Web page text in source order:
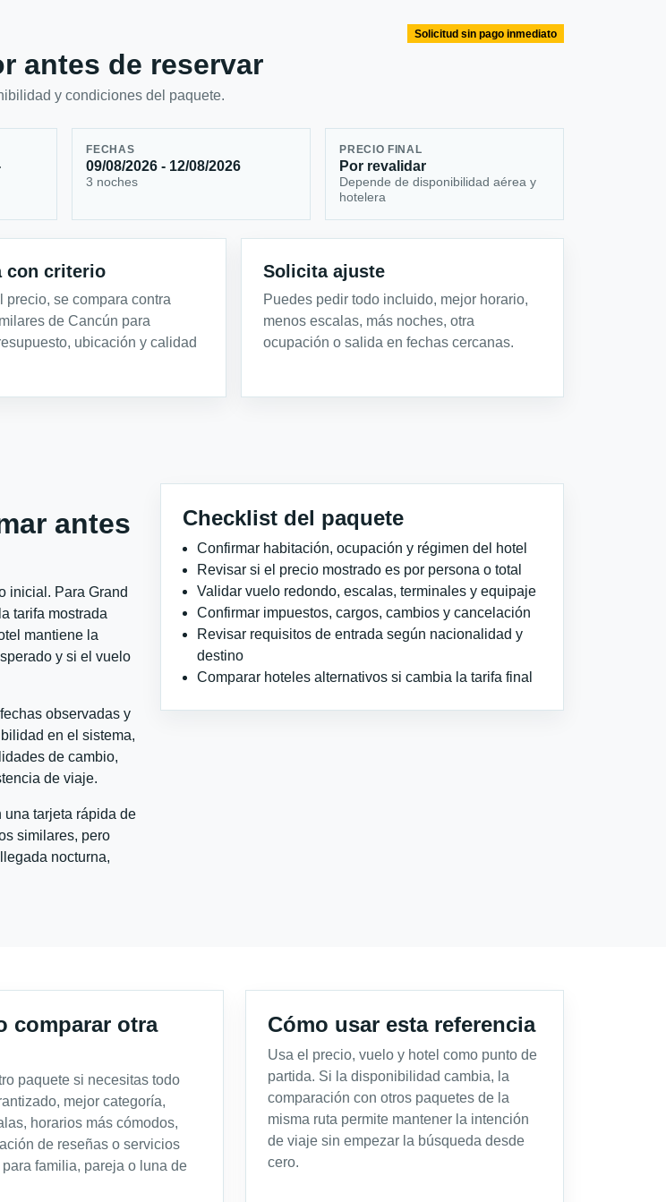
antes de reservar
y condiciones del paquete.
Solicitud sin pago inmediato
FECHAS
09/08/2026 - 12/08/2026
3 noches
PRECIO FINAL
Por revalidar
Depende de disponibilidad aérea y
hotelera
con criterio
precio, se compara contra
de Cancún para
ubicación y calidad
Solicita ajuste
Puedes pedir todo incluido, mejor horario,
menos escalas, más noches, otra
ocupación o salida en fechas cercanas.
antes
inicial. Para Grand
tarifa mostrada
mantiene la
y si el vuelo
observadas y
en el sistema,
de cambio,
de viaje.
una tarjeta rápida de
similares, pero
nocturna,
Checklist del paquete
Confirmar habitación, ocupación y régimen del hotel
Revisar si el precio mostrado es por persona o total
Validar vuelo redondo, escalas, terminales y equipaje
Confirmar impuestos, cargos, cambios y cancelación
Revisar requisitos de entrada según nacionalidad y
destino
Comparar hoteles alternativos si cambia la tarifa final
comparar otra
paquete si necesitas todo
mejor categoría,
horarios más cómodos,
de reseñas o servicios
familia, pareja o luna de
Cómo usar esta referencia
Usa el precio, vuelo y hotel como punto de
partida. Si la disponibilidad cambia, la
comparación con otros paquetes de la
misma ruta permite mantener la intención
de viaje sin empezar la búsqueda desde
cero.